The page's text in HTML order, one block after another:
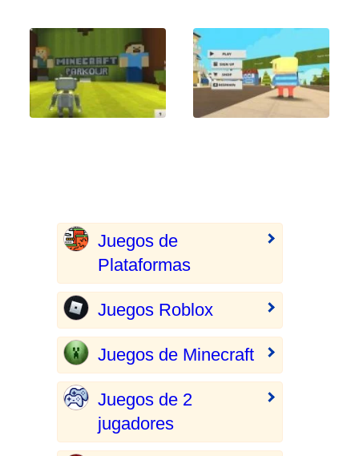
Juegos de
Plataformas
Juegos Roblox
Juegos de Minecraft
Juegos de 2
jugadores